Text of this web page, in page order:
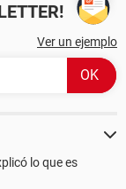
Ver un ejemplo
lo que es